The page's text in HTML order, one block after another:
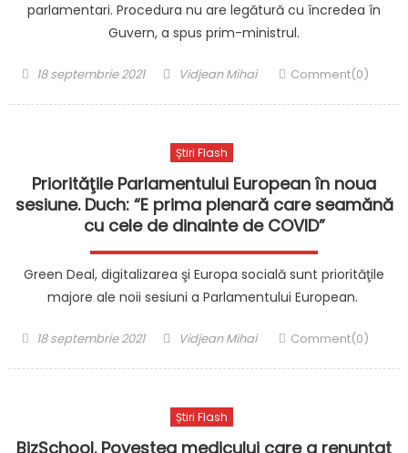
parlamentari. Procedura nu are legătură cu încredea în
Guvern, a spus prim-ministrul.
Posted
18 septembrie 2021 Author
Vidjean Mihai Comment(0)
Știri Flash
Priorităţile Parlamentului European în noua
sesiune. Duch: “E prima plenară care seamănă
cu cele de dinainte de COVID”
Green Deal, digitalizarea şi Europa socială sunt priorităţile
majore ale noii sesiuni a Parlamentului European.
Posted
18 septembrie 2021 Author
Vidjean Mihai Comment(0)
Știri Flash
BizSchool. Povestea medicului care a renunţat